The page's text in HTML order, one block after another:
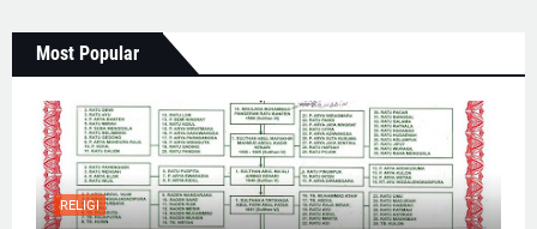
Most Popular
RELIGI